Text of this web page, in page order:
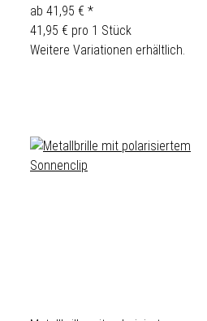
ab 41,95 € *
41,95 € pro 1 Stück
Weitere Variationen erhältlich.